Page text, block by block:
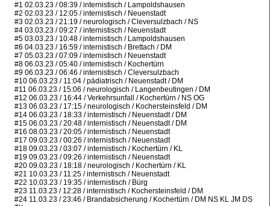
#1 02.03.23 / 08:39 / internistisch / Lampoldshausen
#2 02.03.23 / 12:05 / internistisch / Neuenstadt
#3 02.03.23 / 21:19 / neurologisch / Cleversulzbach / NS
#4 03.03.23 / 09:27 / internistisch / Neuenstadt
#5 03.03.23 / 10:48 / internistisch / Lampoldshausen
#6 04.03.23 / 16:59 / internistisch / Brettach / DM
#7 05.03.23 / 07:09 / internistisch / Neuenstadt
#8 06.03.23 / 05:40 / internistisch / Kochertürn
#9 06.03.23 / 06:46 / internistisch / Cleversulzbach
#10 06.03.23 / 11:04 / pädiatrisch / Neuenstadt / DM
#11 06.03.23 / 15:06 / neurologisch / Langenbeutingen / DM
#12 06.03.23 / 16:44 / Verkehrsunfall / Kochertürn / NS OG
#13 06.03.23 / 17:15 / neurologisch / Kochersteinsfeld / DM
#14 06.03.23 / 18:33 / internistisch / Neuenstadt / DM
#15 06.03.23 / 20:48 / internistisch / Neuenstadt / DM
#16 08.03.23 / 20:05 / internistisch / Neuenstadt
#17 09.03.23 / 00:26 / internistisch / Neuenstadt
#18 09.03.23 / 03:07 / internistisch / Kochertürn / KL
#19 09.03.23 / 09:26 / internistisch / Neuenstadt
#20 09.03.23 / 18:18 / neurologisch / Kochertürn / KL
#21 10.03.23 / 11:25 / internistisch / Neuenstadt
#22 10.03.23 / 19:35 / internistisch / Bürg
#23 11.03.23 / 12:28 / internistisch / Kochersteinsfeld / DM
#24 11.03.23 / 23:46 / Brandabsicherung / Kochertürn / DM NS KL JM DS